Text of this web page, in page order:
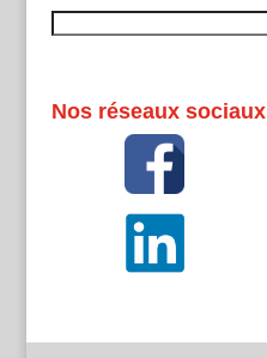
Nos réseaux sociaux